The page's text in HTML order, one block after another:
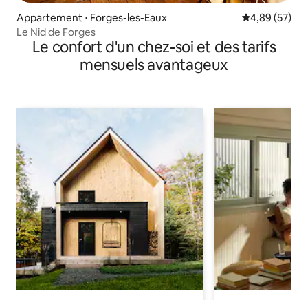
Appartement ⋅ Forges-les-Eaux Évaluation
4,89 (57)
Le Nid de Forges
Le confort d'un chez-soi et des tarifs
mensuels avantageux